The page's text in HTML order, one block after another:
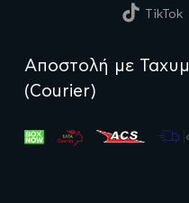
TikTok
Αποστολή με
(Courier)